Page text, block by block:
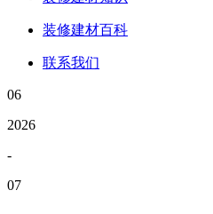
装修建材百科
联系我们
06
2026
-
07